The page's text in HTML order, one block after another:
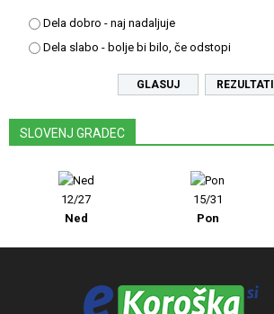
Dela dobro - naj nadaljuje
Dela slabo - bolje bi bilo, če odstopi
REZULTATI
SLOVENJ GRADEC
12/27
Ned
15/31
Pon